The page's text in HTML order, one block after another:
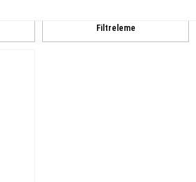
Filtreleme